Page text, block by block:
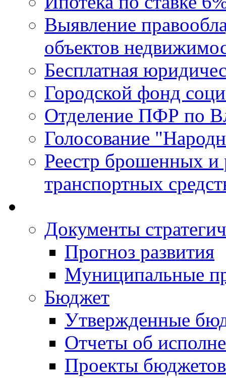
Выявление
объектов
Бесплатная
Городской фонд
Отделение ПФР по
Голосование
Реестр брошенных и
транспортных
Документы
Прогноз развития
Муниципальные
Бюджет
Утвержденные
Отчеты об
Проекты бюджетов